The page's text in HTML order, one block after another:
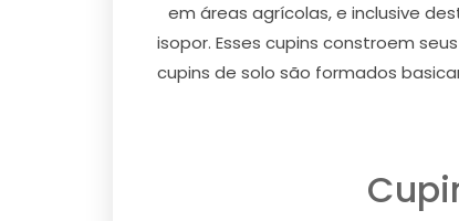
em áreas agrícolas, e inclusive
isopor. Esses cupins constroem
cupins de solo são formados